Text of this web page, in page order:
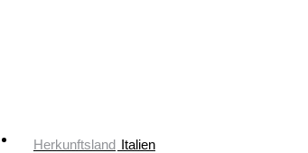
Herkunftsland Italien